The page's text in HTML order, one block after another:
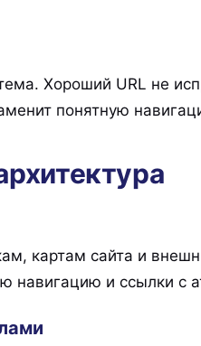
Хороший URL не
понятную
картам сайта и
навигацию и ссылки с